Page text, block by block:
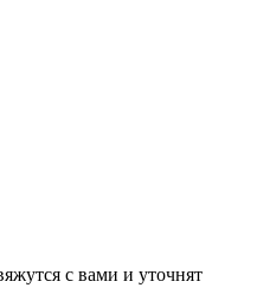
с вами и уточнят